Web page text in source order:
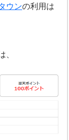
ウンの利用は